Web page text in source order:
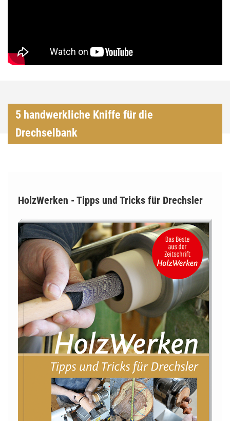
5 handwerkliche Kniffe für die
Drechselbank
HolzWerken - Tipps und Tricks für Drechsler